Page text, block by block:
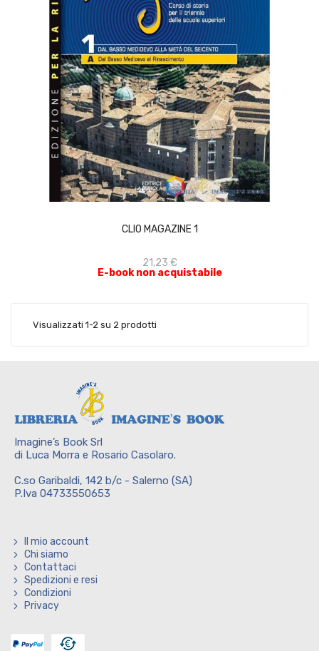
CLIO MAGAZINE 1
21,23 €
E-book non acquistabile
ACQUISTA
Visualizzati 1-2 su 2 prodotti
Imagine’s Book Srl
di Luca Morra e Rosario Casolaro.
C.so Garibaldi, 142 b/c - Salerno (SA)
P.Iva 04733550653
Il mio account
Chi siamo
Contattaci
Spedizioni e resi
Condizioni
Privacy